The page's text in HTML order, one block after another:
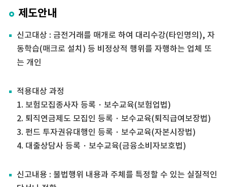
제도안내
신고대상 : 금전거래를 매개로 하여 대리수강(타인명의), 자
동학습(매크로 설치) 등 비정상적 행위를 자행하는 업체 또
는 개인
적용대상 과정
1. 보험모집종사자 등록・보수교육(보험업법)
2. 퇴직연금제도 모집인 등록・보수교육(퇴직급여보장법)
3. 펀드 투자권유대행인 등록・보수교육(자본시장법)
4. 대출상담사 등록・보수교육(금융소비자보호법)
신고내용 : 불법행위 내용과 주체를 특정할 수 있는 실질적인